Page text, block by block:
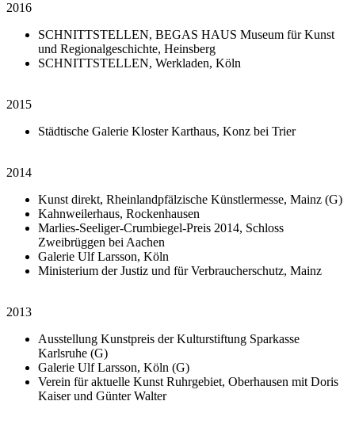
2016
SCHNITTSTELLEN, BEGAS HAUS Museum für Kunst
und Regionalgeschichte, Heinsberg
SCHNITTSTELLEN, Werkladen, Köln
2015
Städtische Galerie Kloster Karthaus, Konz bei Trier
2014
Kunst direkt, Rheinlandpfälzische Künstlermesse, Mainz (G)
Kahnweilerhaus, Rockenhausen
Marlies-Seeliger-Crumbiegel-Preis 2014, Schloss
Zweibrüggen bei Aachen
Galerie Ulf Larsson, Köln
Ministerium der Justiz und für Verbraucherschutz, Mainz
2013
Ausstellung Kunstpreis der Kulturstiftung Sparkasse
Karlsruhe (G)
Galerie Ulf Larsson, Köln (G)
Verein für aktuelle Kunst Ruhrgebiet, Oberhausen mit Doris
Kaiser und Günter Walter